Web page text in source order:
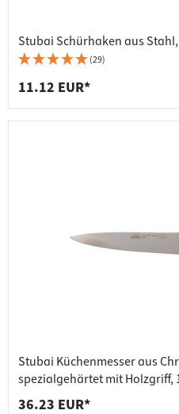
Stubai Schürhaken aus
(29)
11.12 EUR*
Stubai Küchenmesser aus
spezialgehärtet mit Holzgriff,
36.23 EUR*